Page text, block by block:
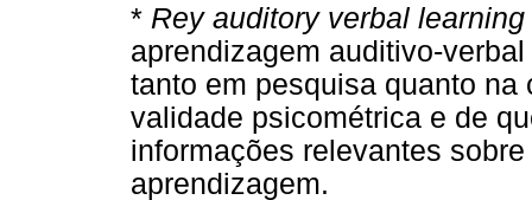
* Rey auditory verbal learning
aprendizagem auditivo-
tanto em pesquisa quanto
validade psicométrica e de
informações relevantes
aprendizagem.